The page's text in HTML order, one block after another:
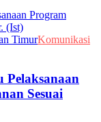
TimurKomunikasi
Pelaksanaan
Sesuai